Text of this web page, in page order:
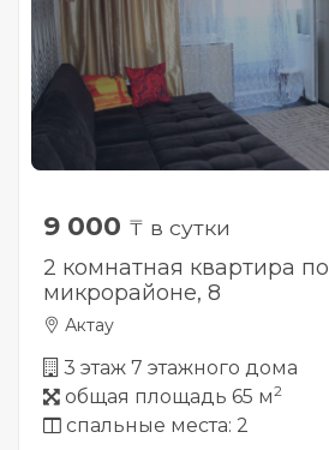
9 000 ₸ в сутки
2 комнатная квартира
микрорайоне, 8
Актау
3 этаж 7 этажного дома
общая площадь 65 м2
спальные места: 2